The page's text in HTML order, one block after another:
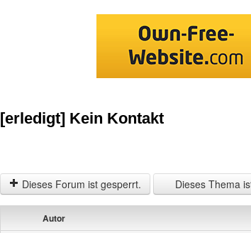
[erledigt] Kein Kontakt
Dieses Forum ist gesperrt. Dieses Thema
Autor